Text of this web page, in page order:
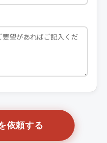
依頼する